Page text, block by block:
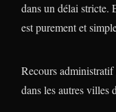
dans un délai stricte.
est purement et
Recours
dans les autres villes